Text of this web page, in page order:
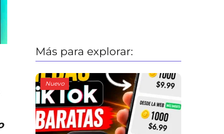
Más para explorar:
Nuevo